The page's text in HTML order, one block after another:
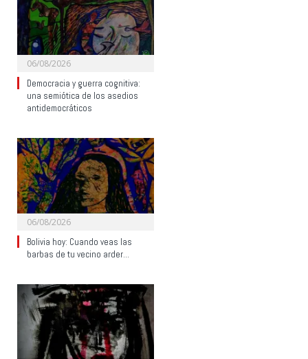
06/08/2026
Democracia y guerra cognitiva:
una semiótica de los asedios
antidemocráticos
06/08/2026
Bolivia hoy: Cuando veas las
barbas de tu vecino arder…